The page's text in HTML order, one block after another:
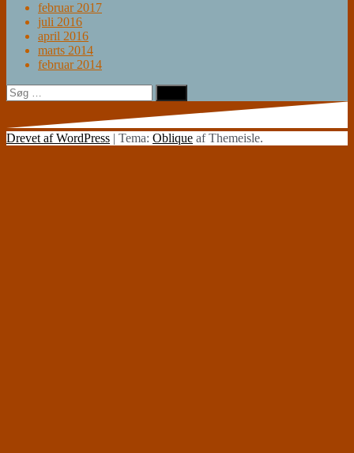
februar 2017
juli 2016
april 2016
marts 2014
februar 2014
Søg
efter:
Drevet af WordPress | Tema: Oblique af Themeisle.